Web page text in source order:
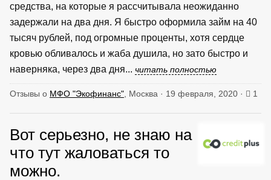
средства, на которые я рассчитывала неожиданно
задержали на два дня. Я быстро оформила займ на 40
тысяч рублей, под огромные проценты, хотя сердце
кровью обливалось и жаба душила, но зато быстро и
наверняка, через два дня... читать полностью
Отзывы о МФО "Экофинанс" , Москва · 19 февраля, 2020 · 1
Вот серьезно, не знаю на
что тут жаловаться то
можно.